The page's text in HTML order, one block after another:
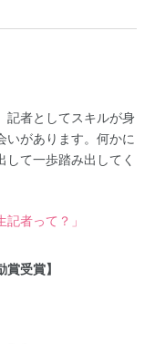
記者としてスキルが身
いがあります。何かに
て一歩踏み出してく
者って？」
受賞】